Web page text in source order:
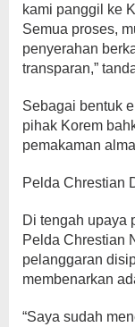
kami panggil ke
Semua proses,
penyerahan
transparan,”
Sebagai bentuk
pihak Korem
pemakaman
Pelda Chrestian
Di tengah upaya
Pelda Chrestian
pelanggaran
membenarkan
“Saya sudah